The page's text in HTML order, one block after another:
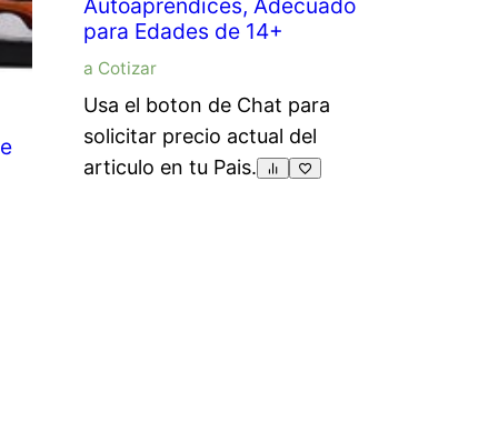
Autoaprendices, Adecuado
para Edades de 14+
a Cotizar
Usa el boton de Chat para
solicitar precio actual del
articulo en tu Pais.